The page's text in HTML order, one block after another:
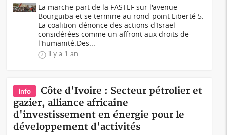
La marche part de la FASTEF sur l'avenue
Bourguiba et se termine au rond-point Liberté 5.
La coalition dénonce des actions d'Israël
considérées comme un affront aux droits de
l'humanité.Des...
il y a 1 an
Info
Côte d'Ivoire : Secteur pétrolier et
gazier, alliance africaine
d'investissement en énergie pour le
développement d'activités